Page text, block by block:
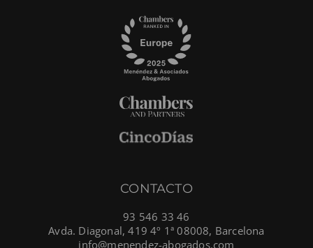
CONTACTO
93 546 33 46
Avda. Diagonal, 419 4º 1ª 08008, Barcelona
info@menendez-abogados.com